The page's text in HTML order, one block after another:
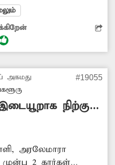
அந்த பகுதியில்
இதனால் அந்த
ஏற்படுகிறது.
அந்த
எடுக்க வேண்டும்.
அகமது
#19055
நிற்கும்
அரலேமாரா
2 கார்கள்